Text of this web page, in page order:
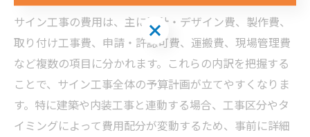
サイン工事の費用は、主に設計・デザイン費、製作費、
取り付け工事費、申請・許認可費、運搬費、現場管理費
など複数の項目に分かれます。これらの内訳を把握する
ことで、サイン工事全体の予算計画が立てやすくなりま
す。特に建築や内装工事と連動する場合、工事区分やタ
イミングによって費用配分が変動するため、事前に詳細